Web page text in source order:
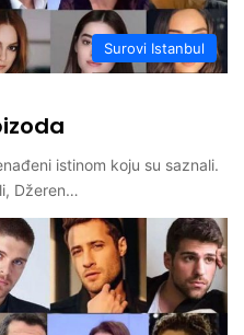
Surovi Istanbul
istinom koju su saznali.
Džeren…